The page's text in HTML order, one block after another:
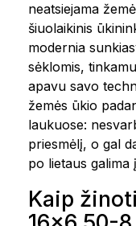
neatsiejama
šiuolaikinis
modernia
sėklomis,
apavu savo
žemės ūkio
laukuose:
priesmėlį, o gal
po lietaus galima
Kaip